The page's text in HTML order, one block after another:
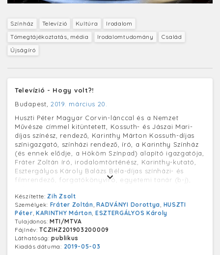
Színház Televízió Kultúra
Irodalom
Tömegtájékoztatás, média
Irodalomtudomány
Család
Újságíró
Televízió - Hogy volt?!
Budapest, 2019. március 20.
Huszti Péter Magyar Corvin-lánccal és a Nemzet
Művésze címmel kitüntetett, Kossuth- és Jászai Mari-
díjas színész, rendező, Karinthy Márton Kossuth-díjas
színigazgató, színházi rendező, író, a Karinthy Színház
(és ennek elődje, a Hököm Színpad) alapító igazgatója,
Fráter Zoltán író, irodalomtörténész, Karinthy-kutató,
Esztergályos Károly Balázs Béla-díjas színházi- és
filmrendező, forgatókönyvíró, egyetemi tanár (b-j),
Hogy volt?! című tv-műsor felvételén, az MTVA
Kunigunda utcai gyártóbázisának SZOP stúdiójában. A
műsorban a meghívott vendégek a Karinthy-családról -
Karinthy Ferenc író, dramaturg, Karinthy Frigyes író,
költő, műfordító és Karinthy Márton - emlékeznek meg.
Készítette:Zih Zsolt
Személyek: Fráter Zoltán ,RADVÁNYI Dorottya HUSZTI
Péter KARINTHY Márton ESZTERGÁLYOS Károly
Tulajdonos:MTI/MTVA
Fájlnév:TCZIHZ201903200009
Láthatóság:publikus
Kiadás dátuma: 2019-05-03